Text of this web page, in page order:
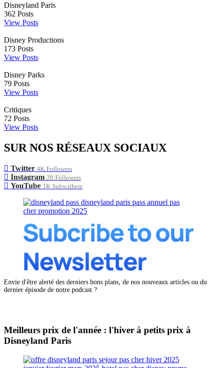
Disneyland Paris
362 Posts
View Posts
Disney Productions
173 Posts
View Posts
Disney Parks
79 Posts
View Posts
Critiques
72 Posts
View Posts
SUR NOS RÉSEAUX SOCIAUX
Twitter 4K Followers
Instagram 20 Followers
YouTube 1K Subscribers
Envie d'être alerté des derniers bons plans, de nos nouveaux articles ou du
dernier épisode de notre podcast ?
Meilleurs prix de l'année : l'hiver à petits prix à
Disneyland Paris